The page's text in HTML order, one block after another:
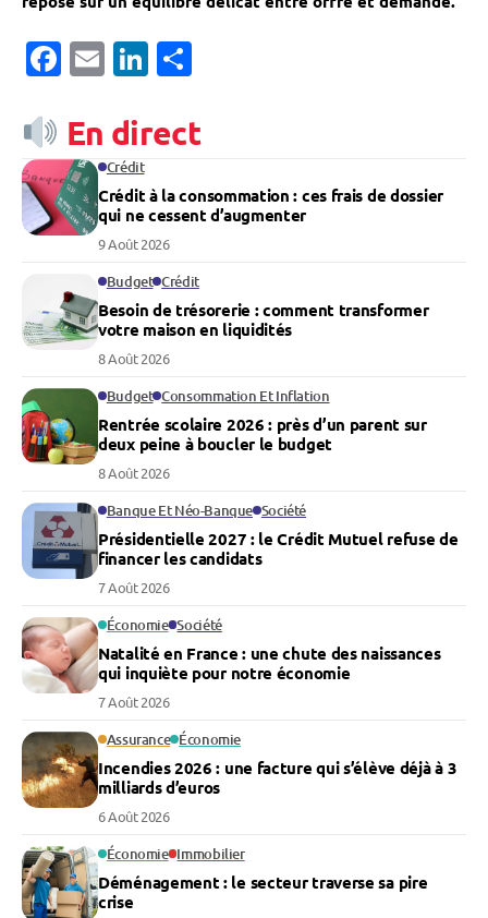
Facebook
EmailLinkedIn
En direct
Crédit
Crédit à la consommation : ces frais de dossier
qui ne cessent d’augmenter
9 Août 2026
Budget Crédit
Besoin de trésorerie : comment transformer
votre maison en liquidités
8 Août 2026
Budget Consommation Et Inflation
Rentrée scolaire 2026 : près d’un parent sur
deux peine à boucler le budget
8 Août 2026
Banque Et Néo-Banque Société
Présidentielle 2027 : le Crédit Mutuel refuse de
financer les candidats
7 Août 2026
Économie Société
Natalité en France : une chute des naissances
qui inquiète pour notre économie
7 Août 2026
Assurance Économie
Incendies 2026 : une facture qui s’élève déjà à 3
milliards d’euros
6 Août 2026
Économie Immobilier
Déménagement : le secteur traverse sa pire
crise